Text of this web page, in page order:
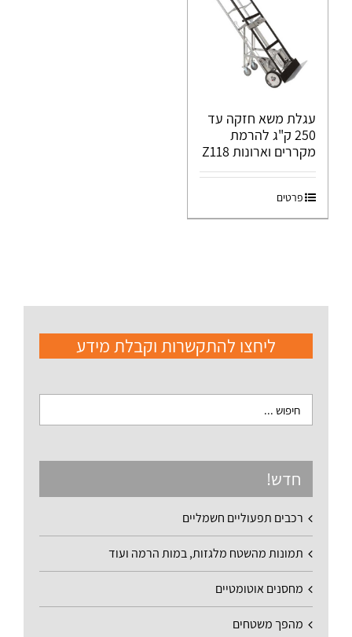
עגלת משא חזקה עד
250 ק"ג להרמת
מקררים וארונות Z118
פרטים
ליחצו להתקשרות וקבלת מידע
חדש!
רכבים תפעוליים חשמליים
תמונות מהשטח מלגזות, במות הרמה ועוד
מחסנים אוטומטיים
מהפך משטחים